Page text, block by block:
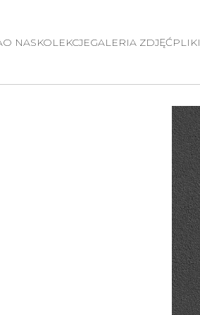
O NASKOLEKCJEGALERIA ZDJĘĆPLIKI